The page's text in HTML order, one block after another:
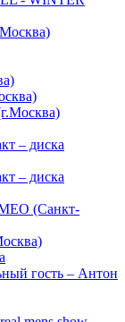
– диска
– диска
(Санкт-
гость – Антон